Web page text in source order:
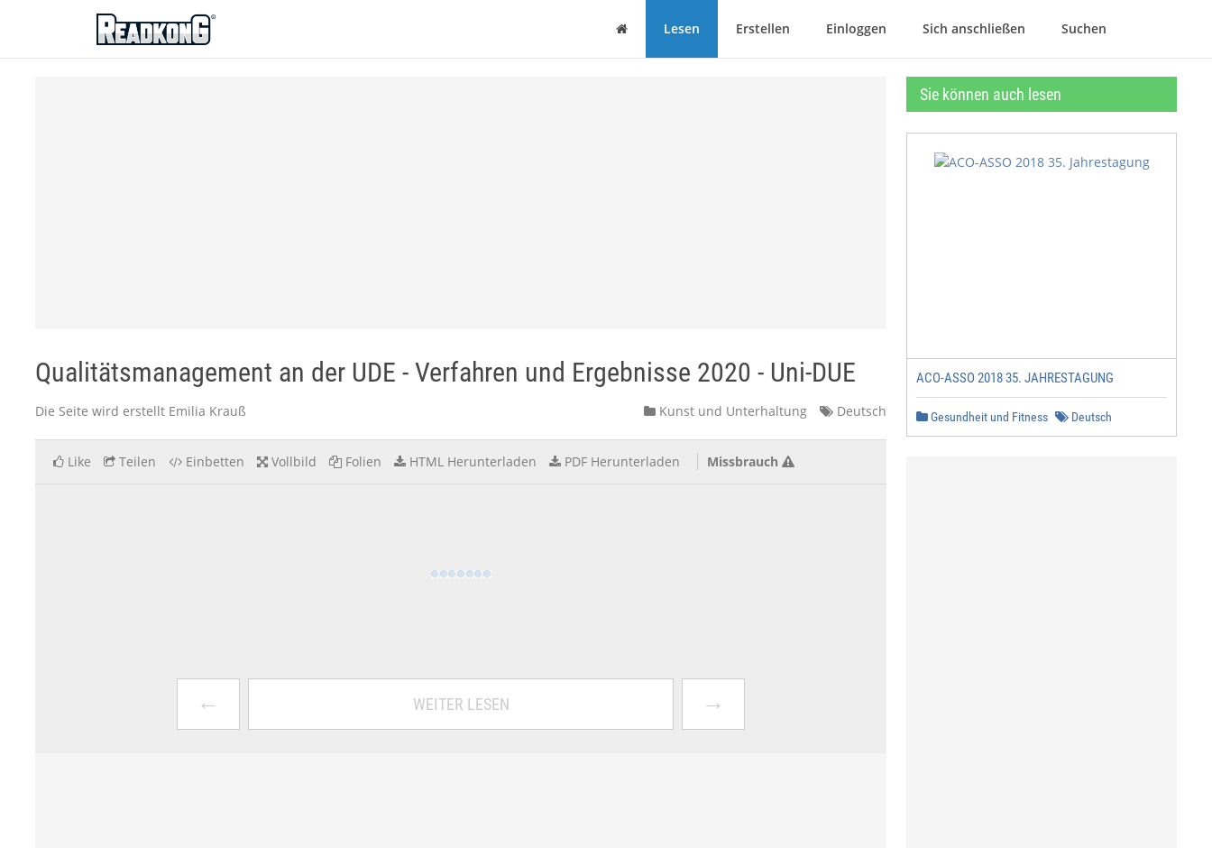
ReadkonG
Haus Lesen Erstellen Einloggen Sich anschließen Suchen
Qualitätsmanagement an der UDE - Verfahren und Ergebnisse 2020 - Uni-DUE
Die Seite wird erstellt Emilia Krauß Kunst und Unterhaltung Deutsch
Like Teilen Einbetten Vollbild Folien HTML Herunterladen PDF Herunterladen Missbrauch
← WEITER LESEN →
Sie können auch lesen
ACO-ASSO 2018 35. JAHRESTAGUNG
Gesundheit und Fitness Deutsch